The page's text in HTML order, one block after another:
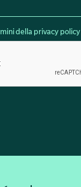
della privacy policy